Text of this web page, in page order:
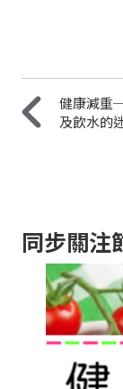
健康減重
及飲水的
同步關注